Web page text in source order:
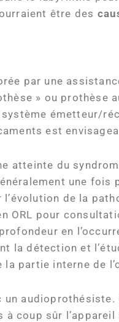
être des
par une
» ou prothèse
émetteur/
est
atteinte du
une fois
de la
ORL pour
en
la détection et
partie interne de
audioprothésiste.
coup sûr